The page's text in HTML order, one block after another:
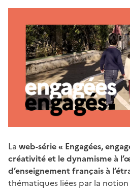
de
page
La web-série « Engagées,
créativité et le dynamisme à
d’enseignement français à
thématiques liées par la notion